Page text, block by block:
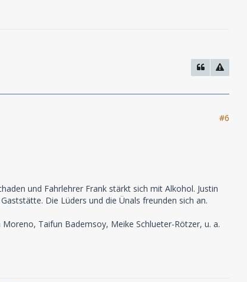
#6
und Fahrlehrer Frank stärkt sich mit Alkohol. Justin
Die Lüders und die Ünals freunden sich an.
Taifun Bademsoy, Meike Schlueter-Rötzer, u. a.